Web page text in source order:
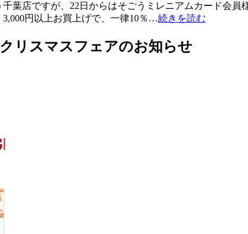
葉店ですが、22日からはそごうミレニアムカード会
円以上お買上げで、一律10％…続きを読む
リスマスフェアのお知らせ